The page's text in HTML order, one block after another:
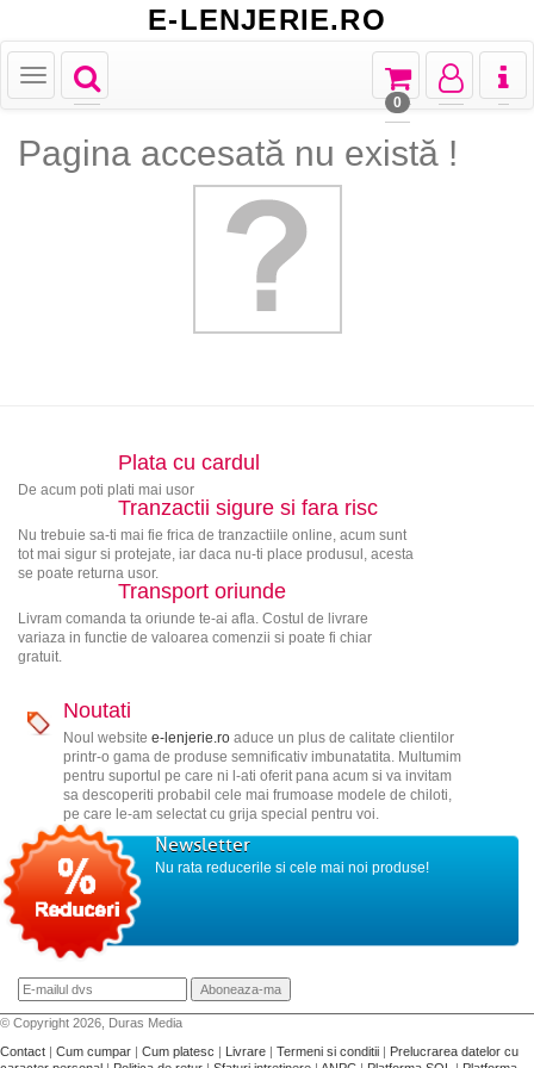
E-LENJERIE.RO
Toggle
navigation
Toggle
Toggle
navigation
Toggle
navigation
Toggle
navigation
0
Pagina accesată nu există !
Plata cu cardul
De acum poti plati mai usor
Tranzactii sigure si fara risc
Nu trebuie sa-ti mai fie frica de tranzactiile online, acum sunt
tot mai sigur si protejate, iar daca nu-ti place produsul, acesta
se poate returna usor.
Transport oriunde
Livram comanda ta oriunde te-ai afla. Costul de livrare
variaza in functie de valoarea comenzii si poate fi chiar
gratuit.
Noutati
Noul website e-lenjerie.roaduce un plus de calitate clientilor
printr-o gama de produse semnificativ imbunatatita. Multumim
pentru suportul pe care ni l-ati oferit pana acum si va invitam
sa descoperiti probabil cele mai frumoase modele de chiloti,
pe care le-am selectat cu grija special pentru voi.
Newsletter
Nu rata reducerile si cele mai noi produse!
© Copyright 2026, Duras Media
Contact | Cum cumpar | Cum platesc | Livrare | Termeni si conditii | Prelucrarea datelor cu